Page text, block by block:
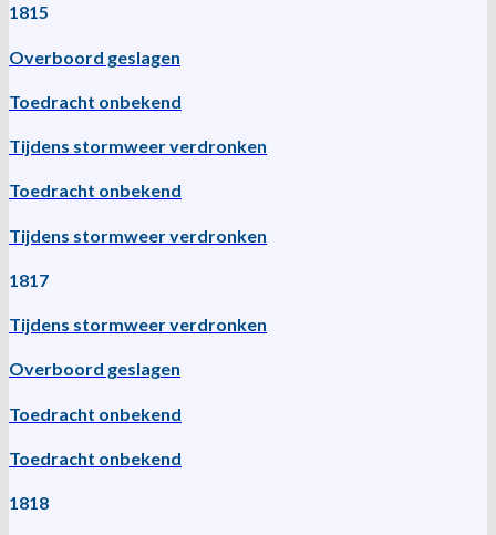
1815
Overboord geslagen
Toedracht onbekend
Tijdens stormweer verdronken
Toedracht onbekend
Tijdens stormweer verdronken
1817
Tijdens stormweer verdronken
Overboord geslagen
Toedracht onbekend
Toedracht onbekend
1818